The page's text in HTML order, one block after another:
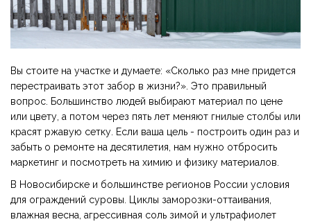
Вы стоите на участке и думаете: «Сколько раз мне придется
перестраивать этот забор в жизни?». Это правильный
вопрос. Большинство людей выбирают материал по цене
или цвету, а потом через пять лет меняют гнилые столбы или
красят ржавую сетку. Если ваша цель - построить один раз и
забыть о ремонте на десятилетия, нам нужно отбросить
маркетинг и посмотреть на химию и физику материалов.
В Новосибирске и большинстве регионов России условия
для ограждений суровы. Циклы заморозки-оттаивания,
влажная весна, агрессивная соль зимой и ультрафиолет